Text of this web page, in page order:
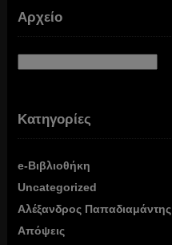
Αρχείο
Κατηγορίες
e-Βιβλιοθήκη
Uncategorized
Αλέξανδρος Παπαδιαμάντης
Απόψεις